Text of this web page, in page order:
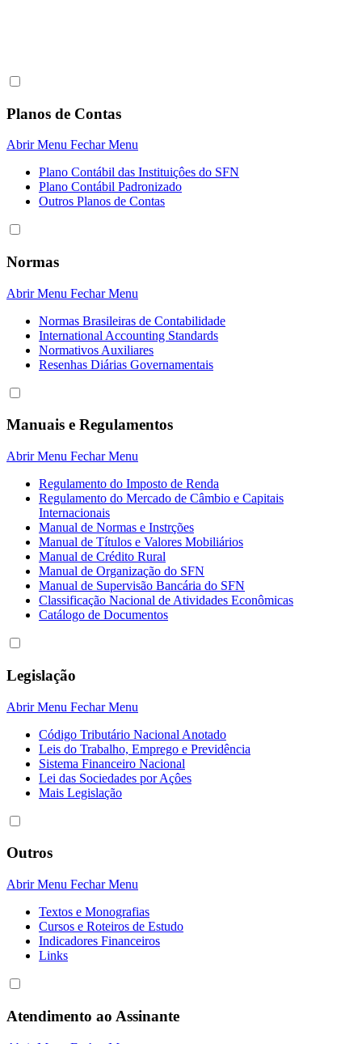
Planos de Contas
Abrir Menu Fechar Menu
Plano Contábil das Instituiçôes do SFN
Plano Contábil Padronizado
Outros Planos de Contas
Normas
Abrir Menu Fechar Menu
Normas Brasileiras de Contabilidade
International Accounting Standards
Normativos Auxiliares
Resenhas Diárias Governamentais
Manuais e Regulamentos
Abrir Menu Fechar Menu
Regulamento do Imposto de Renda
Regulamento do Mercado de Câmbio e Capitais
Internacionais
Manual de Normas e Instrções
Manual de Títulos e Valores Mobiliários
Manual de Crédito Rural
Manual de Organização do SFN
Manual de Supervisão Bancária do SFN
Classificação Nacional de Atividades Econômicas
Catálogo de Documentos
Legislação
Abrir Menu Fechar Menu
Código Tributário Nacional Anotado
Leis do Trabalho, Emprego e Previdência
Sistema Financeiro Nacional
Lei das Sociedades por Açôes
Mais Legislação
Outros
Abrir Menu Fechar Menu
Textos e Monografias
Cursos e Roteiros de Estudo
Indicadores Financeiros
Links
Atendimento ao Assinante